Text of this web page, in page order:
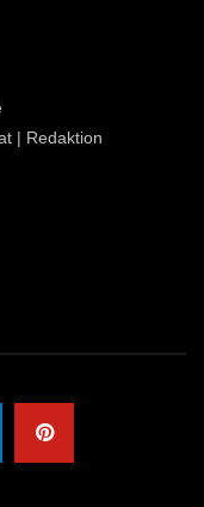
| Redaktion